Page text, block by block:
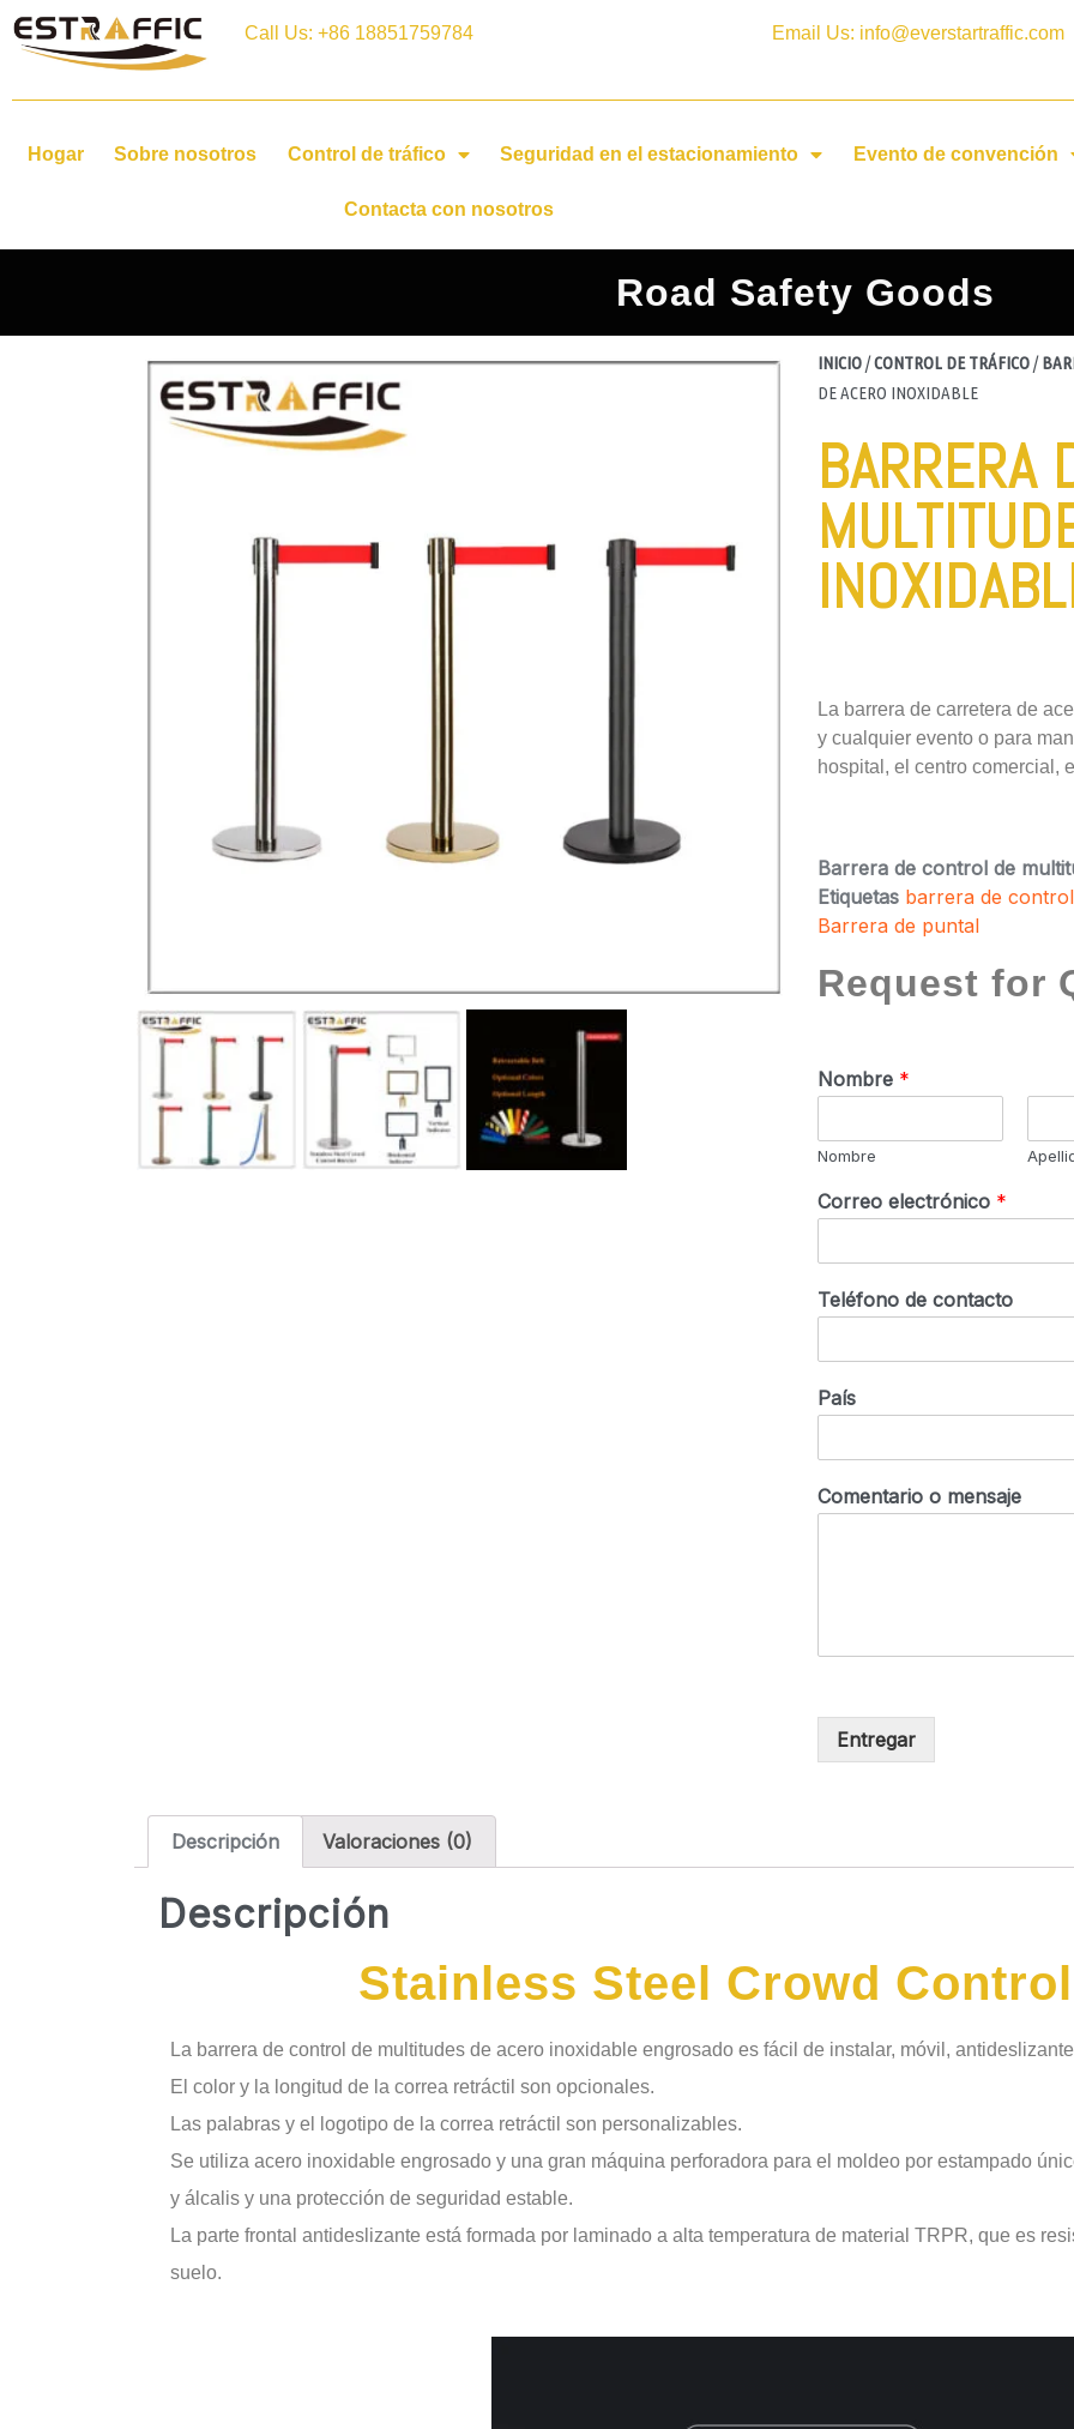
Call Us: +86 18851759784 Email Us: info@everstartraffic.com
Hogar Sobre nosotros Control de tráfico Seguridad en el estacionamiento Evento de convención
Contacta con nosotros
Road Safety Goods
INICIO/CONTROL DE TRÁFICO/
DE ACERO INOXIDABLE
BARRERA
La barrera de carretera de
y cualquier evento o para
hospital, el centro comercial,
Barrera de control de
Etiquetas barrera de
Barrera de puntal
Request for
Nombre *
Nombre
Correo electrónico *
Teléfono de contacto
País
Comentario o mensaje
Entregar
Descripción Valoraciones (0)
Descripción
Stainless Steel Crowd
La barrera de control de multitudes de acero inoxidable engrosado es fácil de instalar, móvil,
El color y la longitud de la correa retráctil son opcionales.
Las palabras y el logotipo de la correa retráctil son personalizables.
Se utiliza acero inoxidable engrosado y una gran máquina perforadora para el moldeo por estampado
y álcalis y una protección de seguridad estable.
La parte frontal antideslizante está formada por laminado a alta temperatura de material TRPR, que es
suelo.